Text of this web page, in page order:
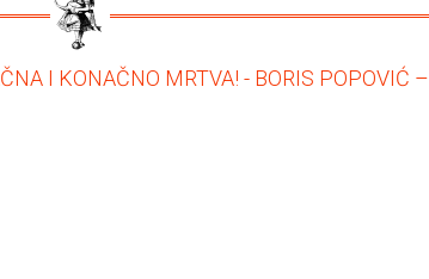
I KONAČNO MRTVA! - BORIS POPOVIĆ –